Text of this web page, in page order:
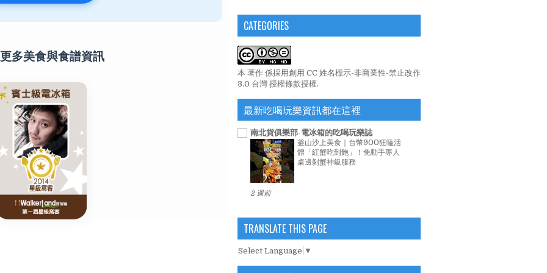
多美食與食譜資訊
CATEGORIES
本 著作 係採用創用 CC 姓名標示-非商業性-禁止改作
3.0 台灣 授權條款授權.
最新吃喝玩樂資訊都在這裡
南北貨俱樂部-電冰箱的吃喝玩樂誌
釜山沙上美食｜台幣900狂嗑活
體「紅蟹吃到飽」！免動手專人
桌邊剝蟹神級服務
2 週前
TRANSLATE THIS PAGE
Select Language ▼